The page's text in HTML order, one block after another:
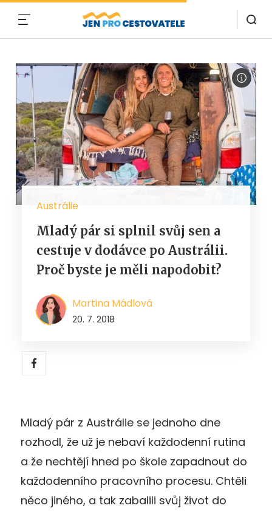
Austrálie
Mladý pár si splnil svůj sen a
cestuje v dodávce po Austrálii.
Proč byste je měli napodobit?
Martina Mádlová
20. 7. 2018
Mladý pár z Austrálie se jednoho dne
rozhodl, že už je nebaví každodenní rutina
a že nechtějí hned po škole zapadnout do
každodenního pracovního procesu. Chtěli
něco jiného, a tak zabalili svůj život do